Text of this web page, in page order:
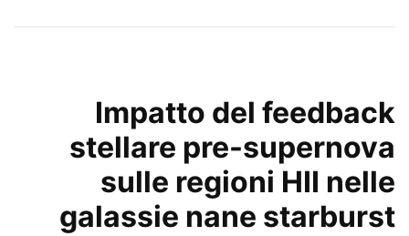
Impatto del feedback
stellare pre-supernova
sulle regioni HII nelle
galassie nane starburst